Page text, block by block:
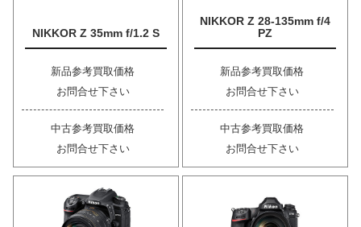
NIKKOR Z 35mm f/1.2 S
新品参考買取価格
お問合せ下さい
中古参考買取価格
お問合せ下さい
NIKKOR Z 28-135mm f/4
PZ
新品参考買取価格
お問合せ下さい
中古参考買取価格
お問合せ下さい